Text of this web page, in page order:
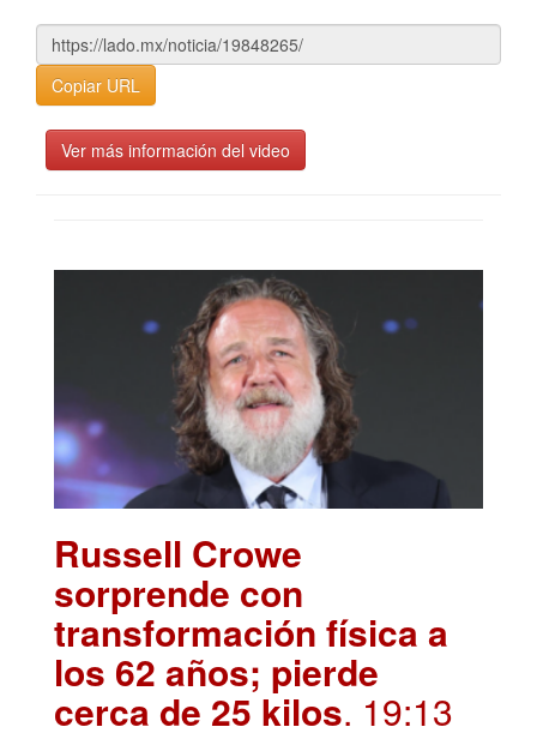
Copiar URL
Ver más información del video
Russell Crowe
sorprende con
transformación física a
los 62 años; pierde
cerca de 25 kilos. 19:13